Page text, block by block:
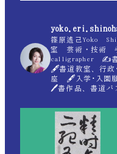
篠原遙己Yoko
室 芸術・技術
calligrapher ✍
🖋書道教室、行政
座 🖋入学･入園願
🖊書作品、書道